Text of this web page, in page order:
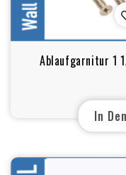
Ablaufgarnitur 1
In